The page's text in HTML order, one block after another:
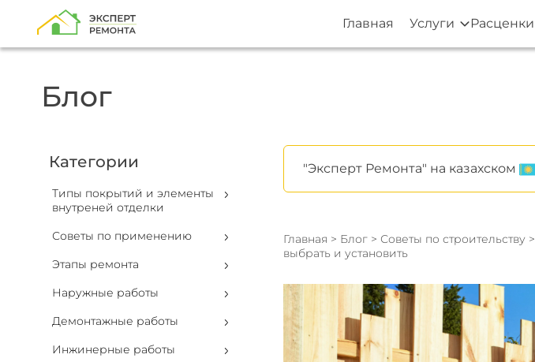
Главная Услуги Расценки
Блог
Категории
Типы покрытий и элементы
внутреней отделки
Советы по применению
Этапы ремонта
Наружные работы
Демонтажные работы
Инжинерные работы
"Эксперт Ремонта" на казахском
Главная > Блог> Советы по строительству >
выбрать и установить